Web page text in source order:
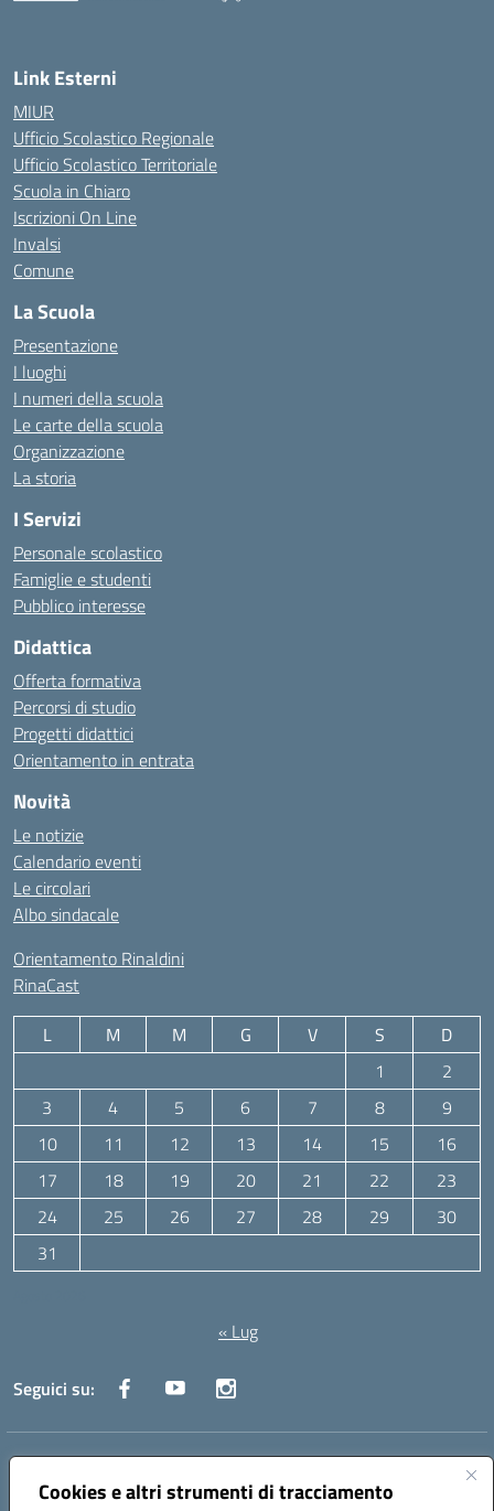
Cookies e altri strumenti di tracciamento
Link Esterni
MIUR
Ufficio Scolastico Regionale
Ufficio Scolastico Territoriale
Scuola in Chiaro
Iscrizioni On Line
Invalsi
Comune
La Scuola
Presentazione
I luoghi
I numeri della scuola
Le carte della scuola
Organizzazione
La storia
I Servizi
Personale scolastico
Famiglie e studenti
Pubblico interesse
Didattica
Offerta formativa
Percorsi di studio
Progetti didattici
Orientamento in entrata
Novità
Le notizie
Calendario eventi
Le circolari
Albo sindacale
Orientamento Rinaldini
RinaCast
L M M G V S
D
1
2
3
4 5 6 7 8
9
10
11 12 13 14 15
16
17
18 19 20 21 22
23
24
25 26 27 28 29
30
31
« Lug
Seguici su:
Indirizzo:
Centralino:071 204723 Email:anpc010006@istruzione.it